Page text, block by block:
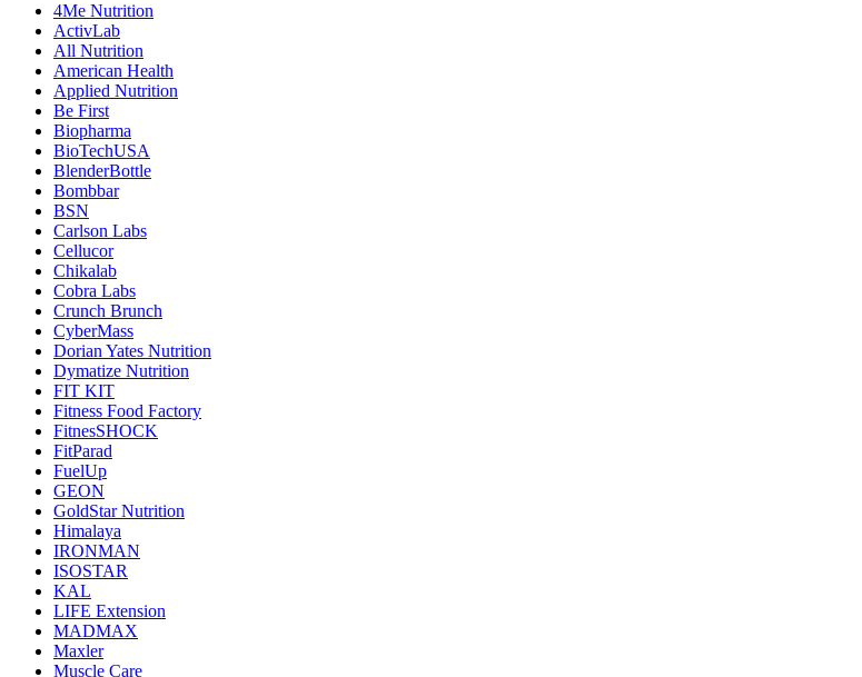
4Me Nutrition
ActivLab
All Nutrition
American Health
Applied Nutrition
Be First
Biopharma
BioTechUSA
BlenderBottle
Bombbar
BSN
Carlson Labs
Cellucor
Chikalab
Cobra Labs
Crunch Brunch
CyberMass
Dorian Yates Nutrition
Dymatize Nutrition
FIT KIT
Fitness Food Factory
FitnesSHOCK
FitParad
FuelUp
GEON
GoldStar Nutrition
Himalaya
IRONMAN
ISOSTAR
KAL
LIFE Extension
MADMAX
Maxler
Muscle Care